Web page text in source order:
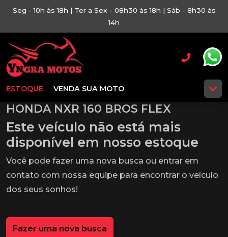
Seg - 10h às 18h | Ter a Sex - 08h30 às 18h | Sáb - 8h30 às
14h
ESTOQUE VENDA SUA MOTO
HONDA NXR 160 BROS FLEX
Este veículo não está mais
disponível em nosso estoque
Você pode fazer uma nova busca ou entrar em
contato com nossa equipe para encontrar o veículo
dos seus sonhos!
Fazer uma nova busca